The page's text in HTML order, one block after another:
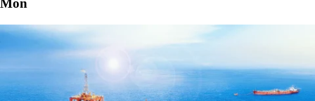
Môn